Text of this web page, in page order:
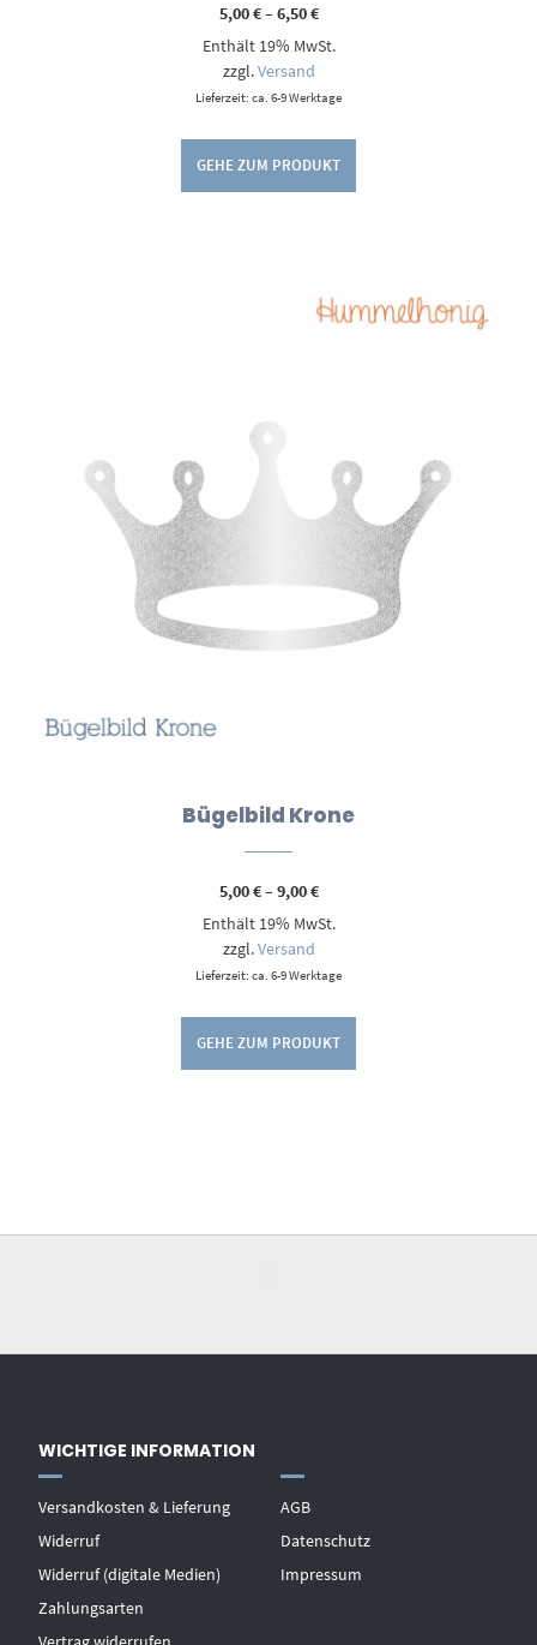
5,00€–6,50€Preisspanne:
bis
Enthält 19% MwSt.
zzgl.Versand
Lieferzeit: ca. 6-9 Werktage
GEHE ZUM PRODUKT
Bügelbild Krone
5,00€–9,00€Preisspanne:
bis
Enthält 19% MwSt.
zzgl.Versand
Lieferzeit: ca. 6-9 Werktage
GEHE ZUM PRODUKT
WICHTIGE INFORMATION
Versandkosten & Lieferung
Widerruf
Widerruf (digitale Medien)
Zahlungsarten
AGB
Datenschutz
Impressum